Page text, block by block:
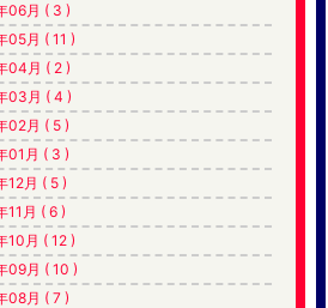
06月 ( 3 )
05月 ( 11 )
04月 ( 2 )
03月 ( 4 )
02月 ( 5 )
01月 ( 3 )
12月 ( 5 )
11月 ( 6 )
10月 ( 12 )
09月 ( 10 )
08月 ( 7 )